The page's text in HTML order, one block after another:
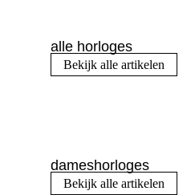
alle horloges
Bekijk alle artikelen
dameshorloges
Bekijk alle artikelen